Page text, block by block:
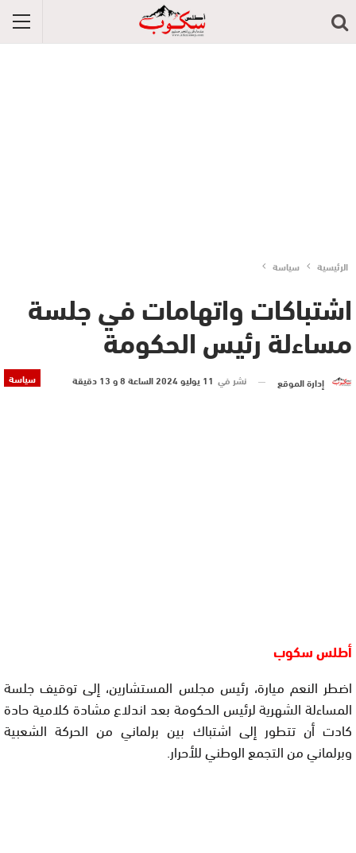
الرئيسية سياسة
اشتباكات واتهامات في جلسة
مساءلة رئيس الحكومة
سياسة إدارة الموقع نشر في 11 يوليو 2024 الساعة 8 و 13 دقيقة
أطلس سكوب
اضطر النعم ميارة، رئيس مجلس المستشارين، إلى توقيف جلسة
المساءلة الشهرية لرئيس الحكومة بعد اندلاع مشادة كلامية حادة
كادت أن تتطور إلى اشتباك بين برلماني من الحركة الشعبية
وبرلماني من التجمع الوطني للأحرار.